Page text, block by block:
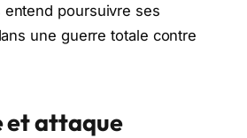
poursuivre ses
une guerre totale contre
et attaque